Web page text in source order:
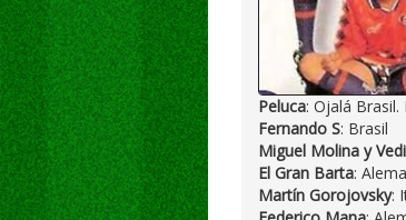
Peluca: Ojalá
Fernando S: Brasil
Miguel Molina y
El Gran Barta:
Martín Gorojovsky: